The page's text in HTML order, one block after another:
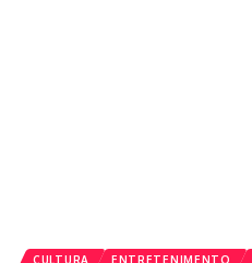
CULTURA ENTRETENIMENTO